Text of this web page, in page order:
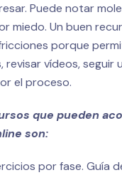
Puede notar
miedo. Un buen
porque
revisar vídeos, seguir
el proceso.
que pueden
son:
por fase. Guía